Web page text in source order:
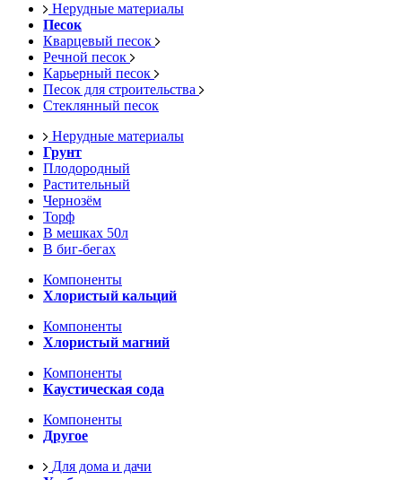
Нерудные материалы
Песок
Кварцевый песок
Речной песок
Карьерный песок
Песок для строительства
Стеклянный песок
Нерудные материалы
Грунт
Плодородный
Растительный
Чернозём
Торф
В мешках 50л
В биг-бегах
Компоненты
Хлористый кальций
Компоненты
Хлористый магний
Компоненты
Каустическая сода
Компоненты
Другое
Для дома и дачи